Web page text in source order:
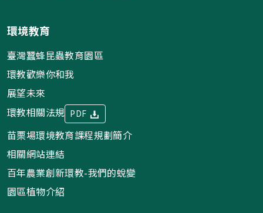
環境教育
臺灣蠶蜂昆蟲教育園區
環教歡樂你和我
展望未來
環教相關法規 PDF
苗栗場環境教育課程規劃簡介
相關網站連結
百年農業創新環教-我們的蛻變
園區植物介紹